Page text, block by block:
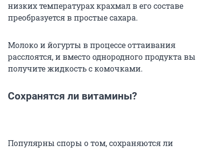
низких температурах крахмал в его составе
преобразуется в простые сахара.
Молоко и йогурты в процессе оттаивания
расслоятся, и вместо однородного продукта вы
получите жидкость с комочками.
Сохранятся ли витамины?
Популярны споры о том, сохраняются ли